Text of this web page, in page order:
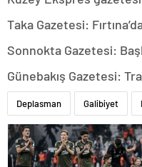
Taka Gazetesi:
Sonnokta Gazetesi:
Günebakış Gazetesi:
Deplasman Galibiyet